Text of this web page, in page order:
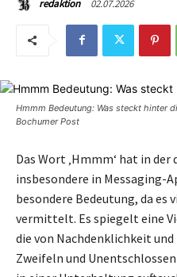
redaktion 02.07.2026
Hmmm Bedeutung: Was steckt hinter
Bochumer Post
Das Wort ‚Hmmm‘ hat in
insbesondere in Messaging-
besondere Bedeutung, da es
vermittelt. Es spiegelt eine
die von Nachdenklichkeit
Zweifeln und